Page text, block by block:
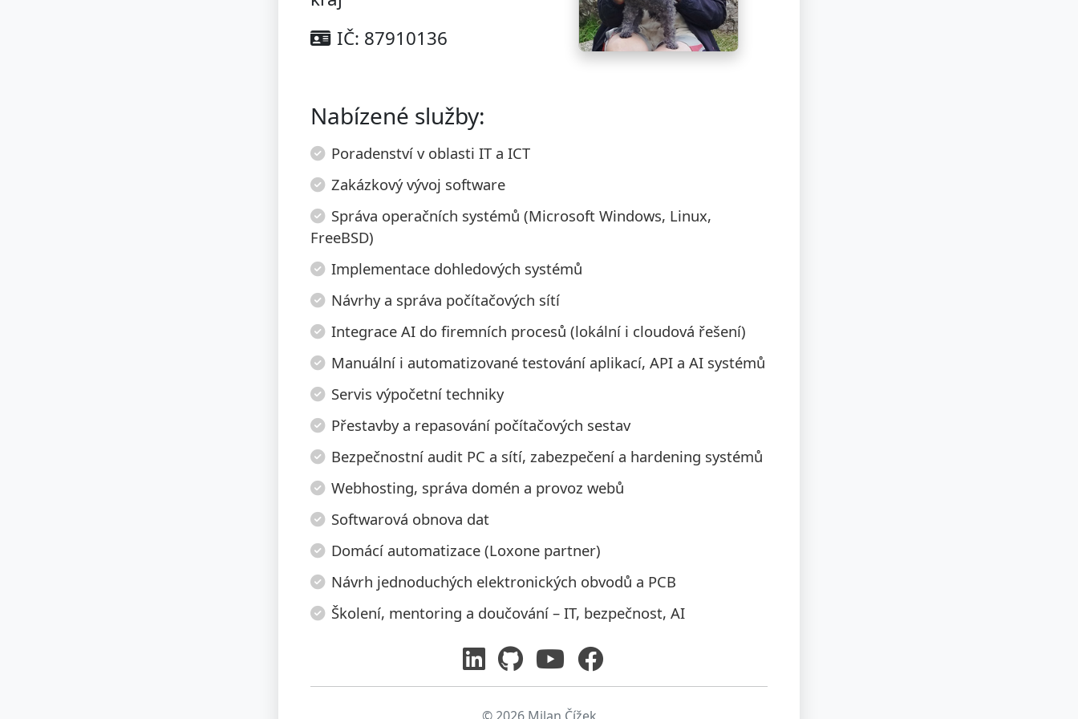
IČ: 87910136
Nabízené služby:
Poradenství v oblasti IT a ICT
Zakázkový vývoj software
Správa operačních systémů (Microsoft Windows, Linux,
FreeBSD)
Implementace dohledových systémů
Návrhy a správa počítačových sítí
Integrace AI do firemních procesů (lokální i cloudová řešení)
Manuální i automatizované testování aplikací, API a AI systémů
Servis výpočetní techniky
Přestavby a repasování počítačových sestav
Bezpečnostní audit PC a sítí, zabezpečení a hardening systémů
Webhosting, správa domén a provoz webů
Softwarová obnova dat
Domácí automatizace (Loxone partner)
Návrh jednoduchých elektronických obvodů a PCB
Školení, mentoring a doučování – IT, bezpečnost, AI